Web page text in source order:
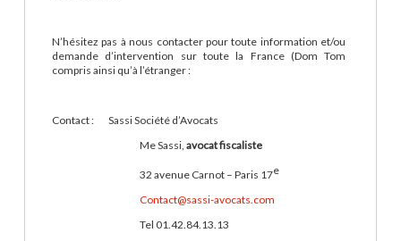
N’hésitez pas à nous contacter pour toute information et/ou
demande d’intervention sur toute la France (Dom Tom
compris ainsi qu’à l’étranger :
Contact : Sassi Société d’Avocats
Me Sassi,avocat fiscaliste
32 avenue Carnot – Paris 17e
Contact@sassi-avocats.com
Tel 01.42.84.13.13